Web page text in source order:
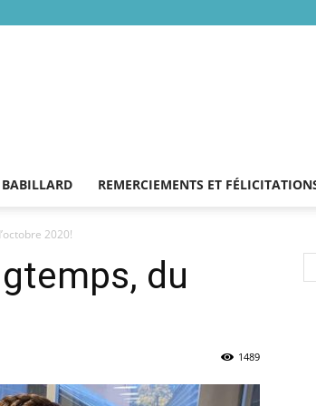
BABILLARD REMERCIEMENTS ET
2020!
du
1489